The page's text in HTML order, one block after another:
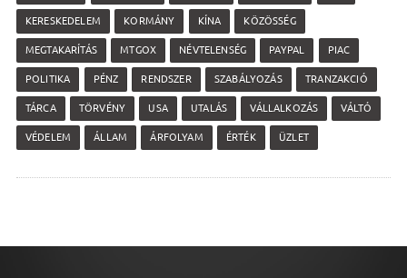
KERESKEDELEM KORMÁNY KÍNA KÖZÖSSÉG
MEGTAKARÍTÁS MTGOX NÉVTELENSÉG PAYPAL PIAC
POLITIKA PÉNZ RENDSZER SZABÁLYOZÁS TRANZAKCIÓ
TÁRCA TÖRVÉNY USA UTALÁS VÁLLALKOZÁS VÁLTÓ
VÉDELEM ÁLLAM ÁRFOLYAM ÉRTÉK ÜZLET